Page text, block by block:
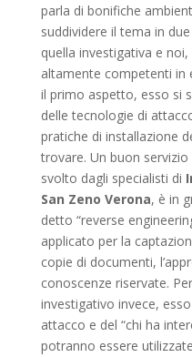
parla di bonifiche
suddividere il tema in
quella investigativa e
altamente competenti in
il primo aspetto, esso si
delle tecnologie di
pratiche di installazione
trovare. Un buon
svolto dagli specialisti di
San Zeno Verona, è in
detto “reverse
applicato per la
copie di documenti,
conoscenze riservate.
investigativo invece,
attacco e del “chi ha
potranno essere